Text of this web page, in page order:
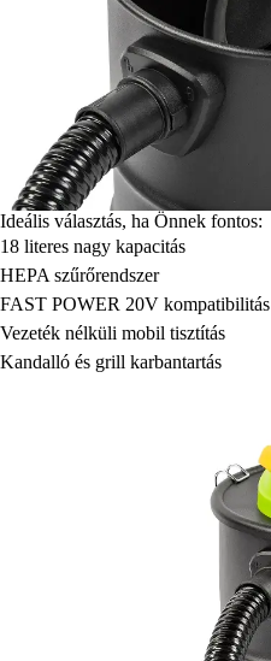
Ideális választás, ha Önnek fontos:
18 literes nagy kapacitás
HEPA szűrőrendszer
FAST POWER 20V kompatibilitás
Vezeték nélküli mobil tisztítás
Kandalló és grill karbantartás